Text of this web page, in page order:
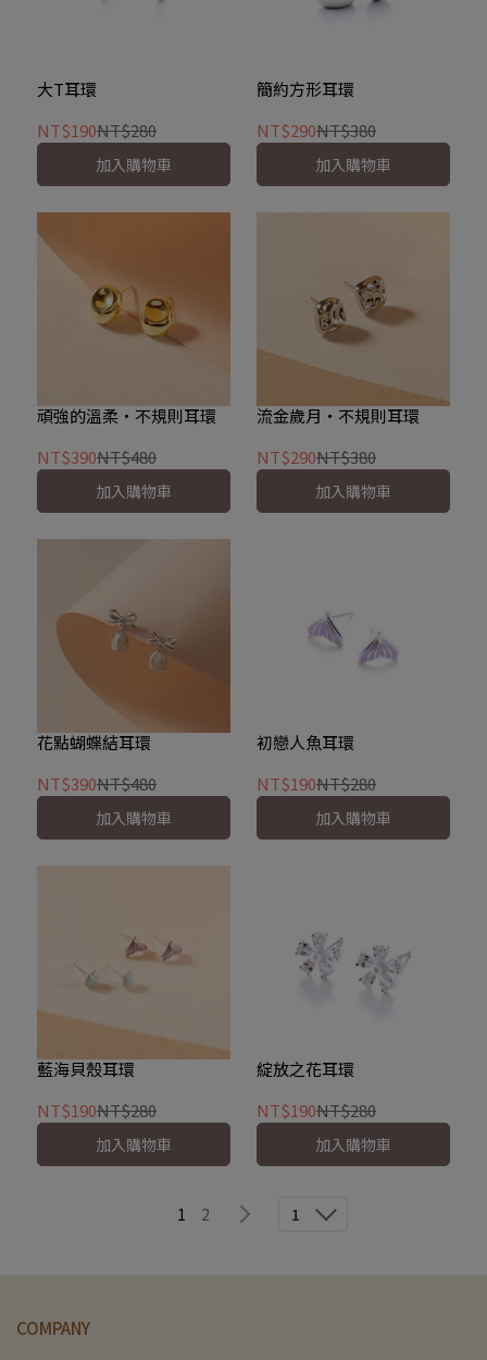
大T耳環
NT$190NT$280
加入購物車
簡約方形耳環
NT$290NT$380
加入購物車
頑強的溫柔‧不規則耳環
NT$390NT$480
加入購物車
流金歲月‧不規則耳環
NT$290NT$380
加入購物車
花點蝴蝶結耳環
NT$390NT$480
加入購物車
初戀人魚耳環
NT$190NT$280
加入購物車
藍海貝殼耳環
NT$190NT$280
加入購物車
綻放之花耳環
NT$190NT$280
加入購物車
1 2 1
COMPANY